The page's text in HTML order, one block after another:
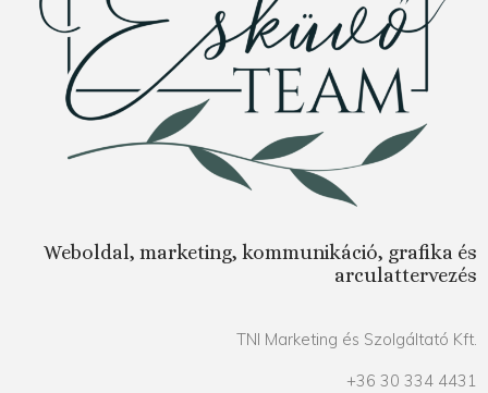
Weboldal, marketing, kommunikáció, grafika és
arculattervezés
TNI Marketing és Szolgáltató Kft.
+36 30 334 4431